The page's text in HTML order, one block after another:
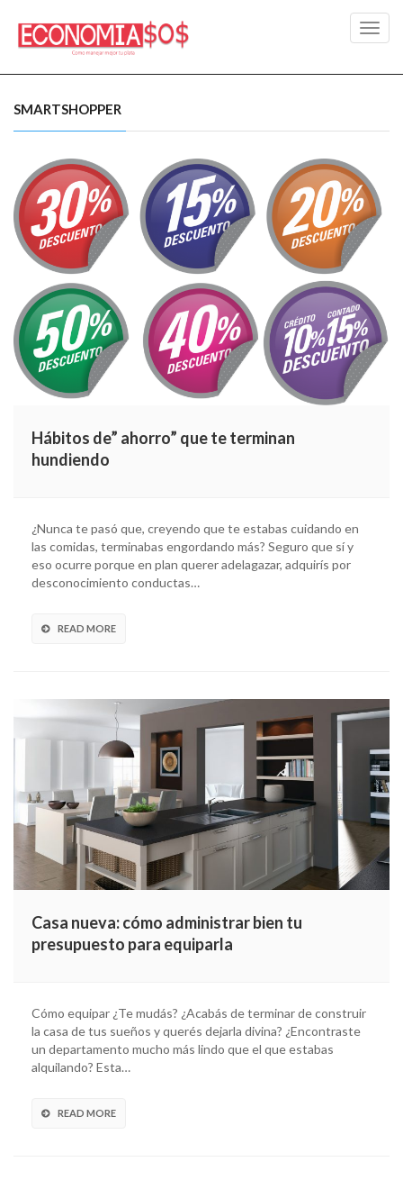
SMARTSHOPPER
Hábitos de” ahorro” que te terminan
hundiendo
¿Nunca te pasó que, creyendo que te estabas cuidando en
las comidas, terminabas engordando más? Seguro que sí y
eso ocurre porque en plan querer adelagazar, adquirís por
desconocimiento conductas…
READ MORE
Casa nueva: cómo administrar bien tu
presupuesto para equiparla
Cómo equipar ¿Te mudás? ¿Acabás de terminar de construir
la casa de tus sueños y querés dejarla divina? ¿Encontraste
un departamento mucho más lindo que el que estabas
alquilando? Esta…
READ MORE